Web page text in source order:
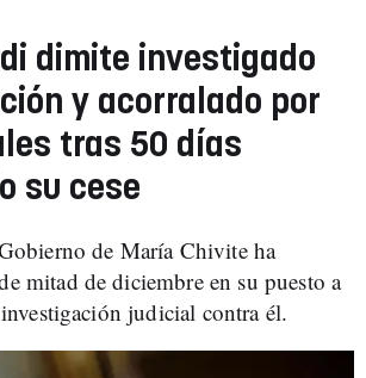
dimite investigado
y acorralado por
tras 50 días
su cese
de María Chivite ha
mitad de diciembre en su puesto a
judicial contra él.